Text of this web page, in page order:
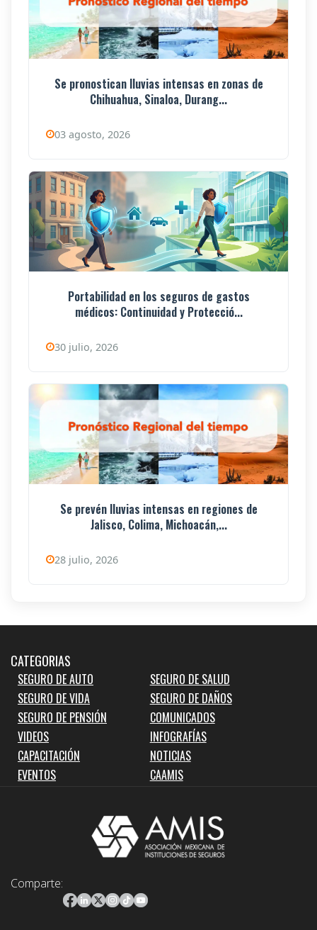
Se pronostican lluvias intensas en zonas de
Chihuahua, Sinaloa, Durang...
03 agosto, 2026
Portabilidad en los seguros de gastos
médicos: Continuidad y Protecció...
30 julio, 2026
Se prevén lluvias intensas en regiones de
Jalisco, Colima, Michoacán,...
28 julio, 2026
CATEGORIAS
SEGURO DE AUTO
SEGURO DE SALUD
SEGURO DE VIDA
SEGURO DE DAÑOS
SEGURO DE PENSIÓN
COMUNICADOS
VIDEOS
INFOGRAFÍAS
CAPACITACIÓN
NOTICIAS
EVENTOS
CAAMIS
Comparte: